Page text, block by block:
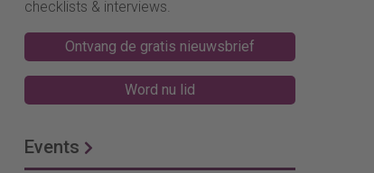
checklists & interviews.
Ontvang de gratis nieuwsbrief
Word nu lid
Events